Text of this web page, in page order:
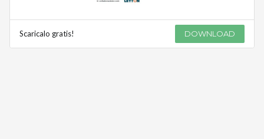
Scaricalo gratis! DOWNLOAD